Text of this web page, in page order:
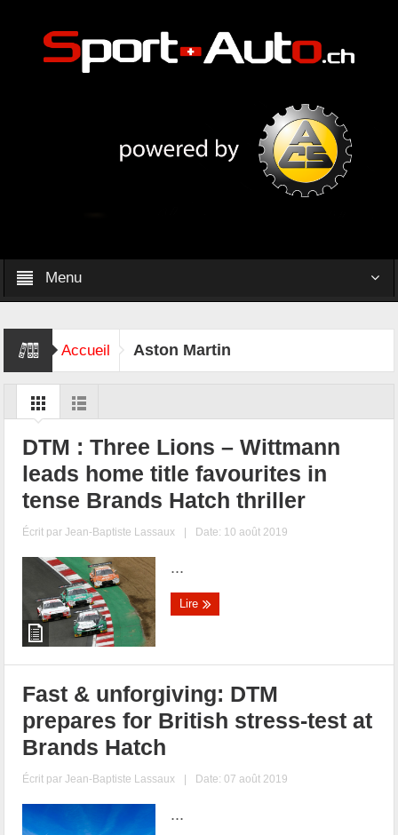
Menu
Accueil Aston Martin
DTM : Three Lions – Wittmann
leads home title favourites in
tense Brands Hatch thriller
Écrit parJean-Baptiste Lassaux | Date: 10 août 2019
...
Lire
Fast & unforgiving: DTM
prepares for British stress-test at
Brands Hatch
Écrit parJean-Baptiste Lassaux | Date: 07 août 2019
...